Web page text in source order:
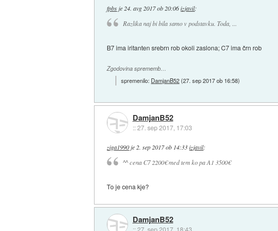
fpbs je 24. avg 2017 ob 20:06 izjavil:
Razlika naj bi bila samo v podstavku. Toda, ...
B7 ima iritanten srebrn rob okoli zaslona; C7 ima črn rob
Zgodovina sprememb…
spremenilo: DamjanB52(27. sep 2017 ob 16:58)
DamjanB52
::27. sep 2017, 17:03
ziga1990 je 2. sep 2017 ob 14:33 izjavil:
^^ cena C7 2200€ med tem ko pa A1 3500€
To je cena kje?
DamjanB52
::27. sep 2017, 18:43